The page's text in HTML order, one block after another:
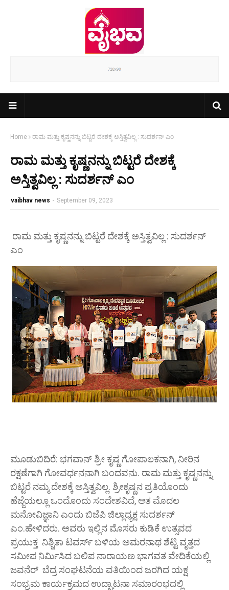
Home ರಾಮ ಮತ್ತು ಕೃಷ್ಣನನ್ನು ಬಿಟ್ಟರೆ ದೇಶಕ್ಕೆ ಅಸ್ತಿತ್ವವಿಲ್ಲ : ಸುದರ್ಶನ್ ಎಂ
ರಾಮ ಮತ್ತು ಕೃಷ್ಣನನ್ನು ಬಿಟ್ಟರೆ ದೇಶಕ್ಕೆ
ಅಸ್ತಿತ್ವವಿಲ್ಲ : ಸುದರ್ಶನ್ ಎಂ
vaibhav news - September 09, 2023
ರಾಮ ಮತ್ತು ಕೃಷ್ಣನನ್ನು ಬಿಟ್ಟರೆ ದೇಶಕ್ಕೆ ಅಸ್ತಿತ್ವವಿಲ್ಲ : ಸುದರ್ಶನ್
ಎಂ
ಮೂಡುಬಿದಿರೆ: ಭಗವಾನ್ ಶ್ರೀ ಕೃಷ್ಣ ಗೋಪಾಲಕನಾಗಿ, ನೀರಿನ
ರಕ್ಷಣೆಗಾಗಿ ಗೋವರ್ಧನನಾಗಿ ಬಂದವನು. ರಾಮ ಮತ್ತು ಕೃಷ್ಣನನ್ನು
ಬಿಟ್ಟರೆ ನಮ್ಮ ದೇಶಕ್ಕೆ ಅಸ್ತಿತ್ವವಿಲ್ಲ. ಶ್ರೀಕೃಷ್ಣನ ಪ್ರತಿಯೊಂದು
ಹೆಜ್ಜೆಯಲ್ಲೂ ಒಂದೊಂದು ಸಂದೇಶವಿದೆ, ಆತ ಮೊದಲ
ಮನೋವಿಜ್ಞಾನಿ ಎಂದು ಬಿಜೆಪಿ ಜಿಲ್ಲಾಧ್ಯಕ್ಷ ಸುದರ್ಶನ್
ಎಂ.ಹೇಳಿದರು. ಅವರು ಇಲ್ಲಿನ ಮೊಸರು ಕುಡಿಕೆ ಉತ್ಸವದ
ಪ್ರಯುಕ್ತ ನಿಶ್ಚಿತಾ ಟವರ್ಸ್ ಬಳಿಯ ಅಮರನಾಥ ಶೆಟ್ಟಿ ವೃತ್ತದ
ಸಮೀಪ ನಿರ್ಮಿಸಿದ ಬಲಿಪ ನಾರಾಯಣ ಭಾಗವತ ವೇದಿಕೆಯಲ್ಲಿ
ಜವನೆರ್ ಬೆದ್ರ ಸಂಘಟನೆಯ ವತಿಯಿಂದ ಜರಗಿದ ಯಕ್ಷ
ಸಂಭ್ರಮ ಕಾರ್ಯಕ್ರಮದ ಉದ್ಘಾಟನಾ ಸಮಾರಂಭದಲ್ಲಿ